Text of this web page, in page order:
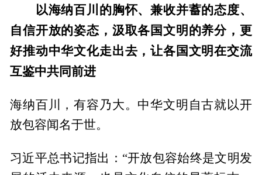
以海纳百川的胸怀、兼收并蓄的态度、
自信开放的姿态，汲取各国文明的养分，更
好推动中华文化走出去，让各国文明在交流
互鉴中共同前进
海纳百川，有容乃大。中华文明自古就以开
放包容闻名于世。
习近平总书记指出：“开放包容始终是文明发